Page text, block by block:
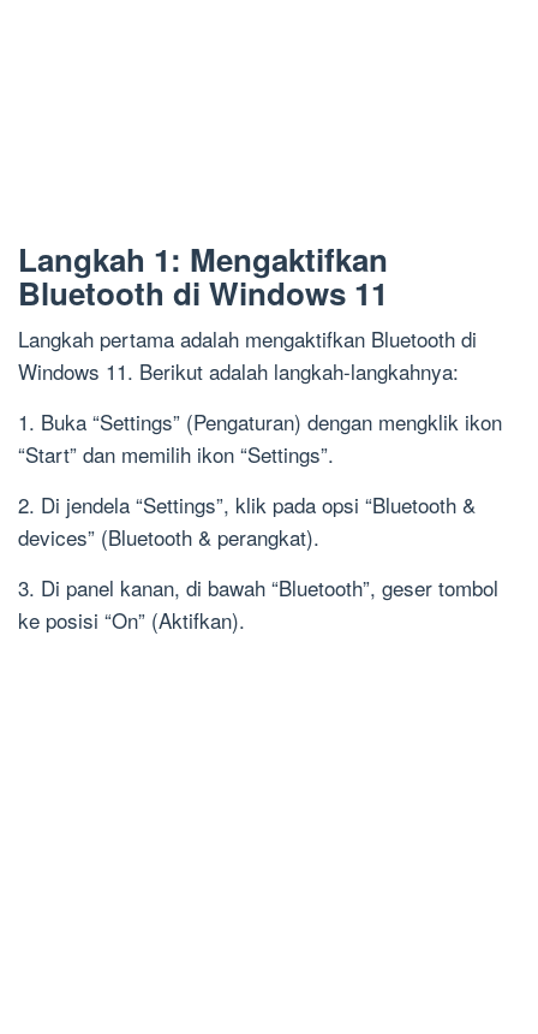
Langkah 1: Mengaktifkan
Bluetooth di Windows 11
Langkah pertama adalah mengaktifkan Bluetooth di
Windows 11. Berikut adalah langkah-langkahnya:
1. Buka “Settings” (Pengaturan) dengan mengklik ikon
“Start” dan memilih ikon “Settings”.
2. Di jendela “Settings”, klik pada opsi “Bluetooth &
devices” (Bluetooth & perangkat).
3. Di panel kanan, di bawah “Bluetooth”, geser tombol
ke posisi “On” (Aktifkan).